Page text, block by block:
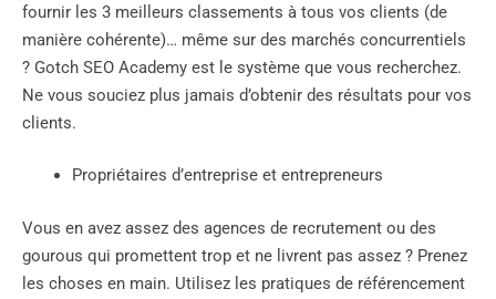
fournir les 3 meilleurs classements à tous vos clients (de
manière cohérente)… même sur des marchés concurrentiels
? Gotch SEO Academy est le système que vous recherchez.
Ne vous souciez plus jamais d’obtenir des résultats pour vos
clients.
Propriétaires d’entreprise et entrepreneurs
Vous en avez assez des agences de recrutement ou des
gourous qui promettent trop et ne livrent pas assez ? Prenez
les choses en main. Utilisez les pratiques de référencement